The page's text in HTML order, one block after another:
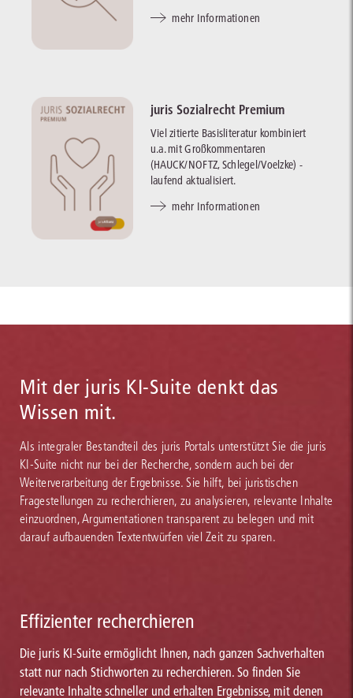
mehr Informationen
juris Sozialrecht Premium
Viel zitierte Basisliteratur kombiniert
u.a. mit Großkommentaren
(HAUCK/NOFTZ, Schlegel/Voelzke) -
laufend aktualisiert.
mehr Informationen
Mit der juris KI-Suite denkt das
Wissen mit.
Als integraler Bestandteil des juris Portals unterstützt Sie die juris
KI-Suite nicht nur bei der Recherche, sondern auch bei der
Weiterverarbeitung der Ergebnisse. Sie hilft, bei juristischen
Fragestellungen zu recherchieren, zu analysieren, relevante Inhalte
einzuordnen, Argumentationen transparent zu belegen und mit
darauf aufbauenden Textentwürfen viel Zeit zu sparen.
Effizienter recherchieren
Die juris KI-Suite ermöglicht Ihnen, nach ganzen Sachverhalten
statt nur nach Stichworten zu recherchieren. So finden Sie
relevante Inhalte schneller und erhalten Ergebnisse, mit denen